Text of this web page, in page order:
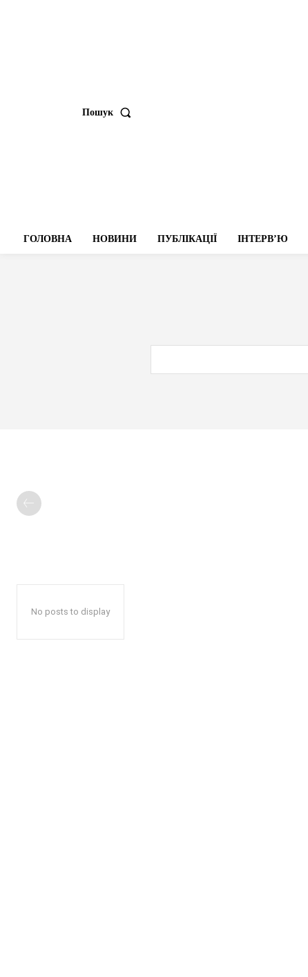
Пошук
ГОЛОВНА НОВИНИ ПУБЛІКАЦІЇ ІНТЕРВʼЮ
No posts to display